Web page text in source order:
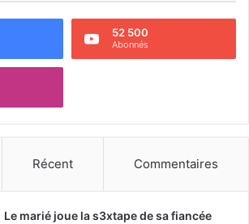
52 500
Abonnés
Récent Commentaires
Le marié joue la s3xtape de sa fiancée